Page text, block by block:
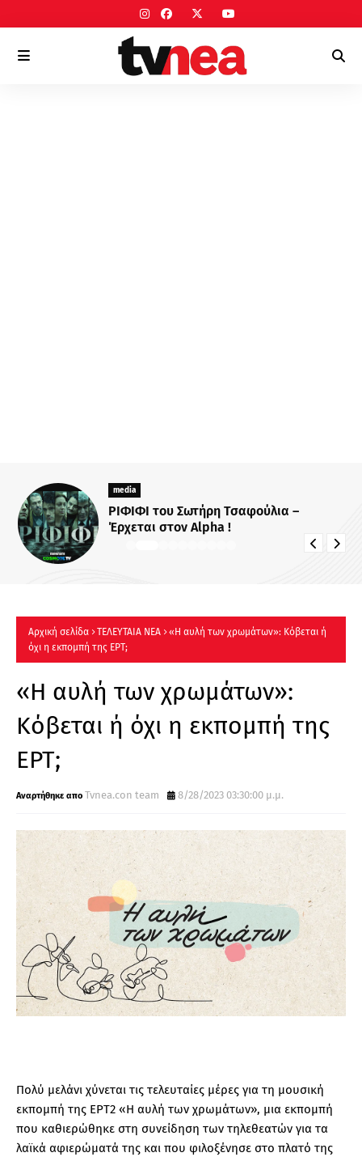
media
ΡΙΦΙΦΙ του Σωτήρη Τσαφούλια –
Έρχεται στον Alpha !
Αρχική σελίδα ΤΕΛΕΥΤΑΙΑ ΝΕΑ
«Η αυλή των χρωμάτων»: Κόβεται ή
όχι η εκπομπή της ΕΡΤ;
«Η αυλή των χρωμάτων»:
Κόβεται ή όχι η εκπομπή της
ΕΡΤ;
Tvnea.con team 8/28/2023 03:30:00 μ.μ.
Πολύ μελάνι χύνεται τις τελευταίες μέρες για τη μουσική
εκπομπή της ΕΡΤ2 «Η αυλή των χρωμάτων», μια εκπομπή
που καθιερώθηκε στη συνείδηση των τηλεθεατών για τα
λαϊκά αφιερώματά της και που φιλοξένησε στο πλατό της